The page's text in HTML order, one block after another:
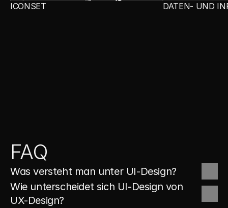
ICONSET DATEN- UND
FAQ
Was versteht man unter UI-Design?
Wie unterscheidet sich UI-Design von
UX-Design?